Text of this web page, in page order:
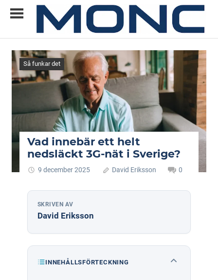
Allt
du
vill
veta
teknik
Så funkar det
Vad innebär ett helt
nedsläckt 3G-nät i Sverige?
9 december 2025 David Eriksson 0
SKRIVEN AV
David Eriksson
INNEHÅLLSFÖRTECKNING